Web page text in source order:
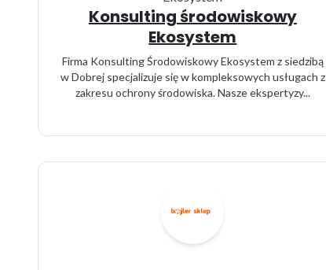
Konsulting środowiskowy
Ekosystem
Firma Konsulting Środowiskowy Ekosystem z siedzibą
w Dobrej specjalizuje się w kompleksowych usługach z
zakresu ochrony środowiska. Nasze ekspertyzy...